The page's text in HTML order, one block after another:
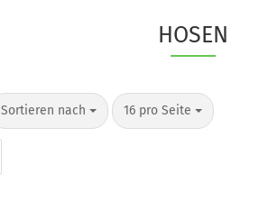
HOSEN
Sortieren nach
Sortieren nach 16 pro Seite
pro Seite